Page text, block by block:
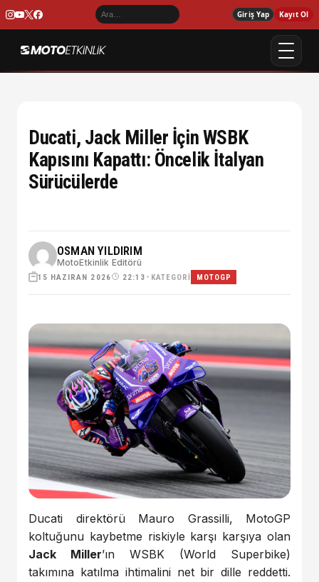
Giriş Yap Kayıt Ol
Ducati, Jack Miller İçin WSBK
Kapısını Kapattı: Öncelik İtalyan
Sürücülerde
OSMAN YILDIRIM
MotoEtkinlik Editörü
15 HAZIRAN 2026 22:13 • KATEGORI MOTOGP
Ducati direktörü Mauro Grassilli, MotoGP
koltuğunu kaybetme riskiyle karşı karşıya olan
Jack Miller’ın WSBK (World Superbike)
takımına katılma ihtimalini net bir dille reddetti.